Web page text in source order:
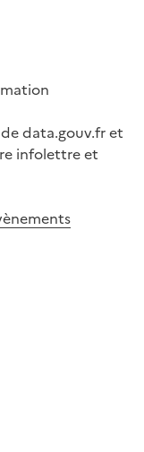
data.gouv.fr et
infolettre et